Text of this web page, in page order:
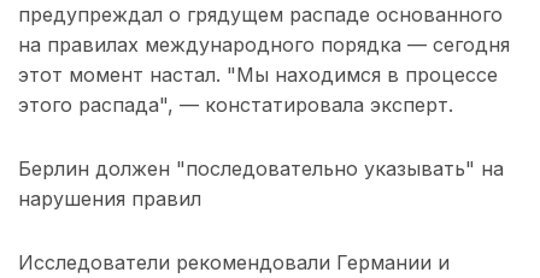
предупреждал о грядущем распаде основанного
на правилах международного порядка — сегодня
этот момент настал. "Мы находимся в процессе
этого распада", — констатировала эксперт.
Берлин должен "последовательно указывать" на
нарушения правил
Исследователи рекомендовали Германии и